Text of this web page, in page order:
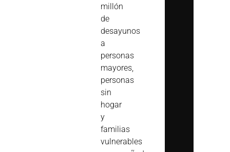
millón
de
desayunos
a
personas
mayores,
personas
sin
hogar
y
familias
vulnerables